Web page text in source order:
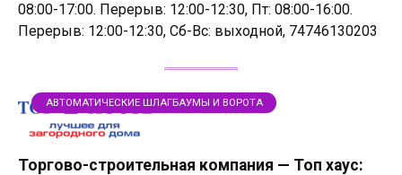
08:00-17:00. Перерыв: 12:00-12:30, Пт: 08:00-16:00.
Перерыв: 12:00-12:30, Сб-Вс: выходной, 74746130203
АВТОМАТИЧЕСКИЕ ШЛАГБАУМЫ И ВОРОТА
Торгово-строительная компания — Топ хаус: